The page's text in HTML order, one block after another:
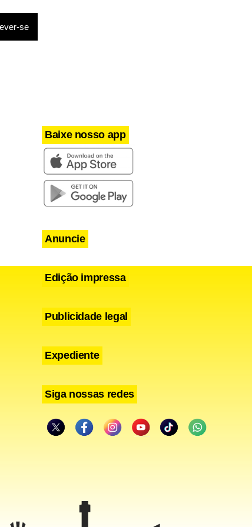
Baixe nosso app
Anuncie
Edição impressa
Publicidade legal
Expediente
Siga nossas redes